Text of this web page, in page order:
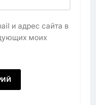
и адрес сайта в
моих